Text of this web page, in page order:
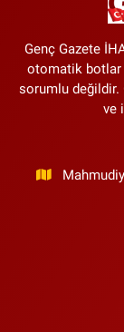
Genç Gazete
otomatik botlar
sorumlu değildir.
ve